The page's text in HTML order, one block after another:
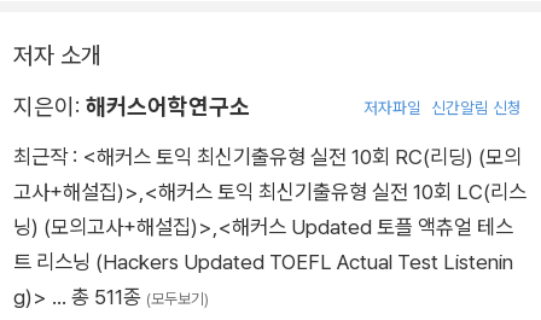
저자 소개
지은이: 해커스어학연구소 저자파일 신간알림 신청
최근작 : <해커스 토익 최신기출유형 실전 10회 RC(리딩) (모의
고사+해설집)>,<해커스 토익 최신기출유형 실전 10회 LC(리스
닝) (모의고사+해설집)>,<해커스 Updated 토플 액츄얼 테스
트 리스닝 (Hackers Updated TOEFL Actual Test Listenin
g)> … 총 511종 (모두보기)